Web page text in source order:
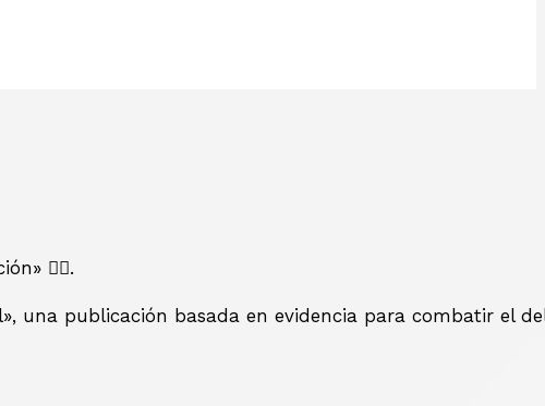
🕵️‍♂️.
una publicación basada en evidencia para combatir el